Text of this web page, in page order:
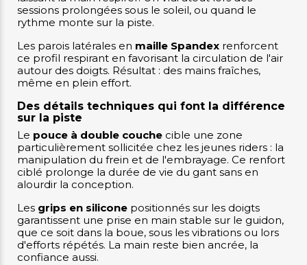
sessions prolongées sous le soleil, ou quand le
rythme monte sur la piste.
Les parois latérales en maille Spandex renforcent
ce profil respirant en favorisant la circulation de l'air
autour des doigts. Résultat : des mains fraîches,
même en plein effort.
Des détails techniques qui font la différence
sur la piste
Le pouce à double couche cible une zone
particulièrement sollicitée chez les jeunes riders : la
manipulation du frein et de l'embrayage. Ce renfort
ciblé prolonge la durée de vie du gant sans en
alourdir la conception.
Les grips en silicone positionnés sur les doigts
garantissent une prise en main stable sur le guidon,
que ce soit dans la boue, sous les vibrations ou lors
d'efforts répétés. La main reste bien ancrée, la
confiance aussi.